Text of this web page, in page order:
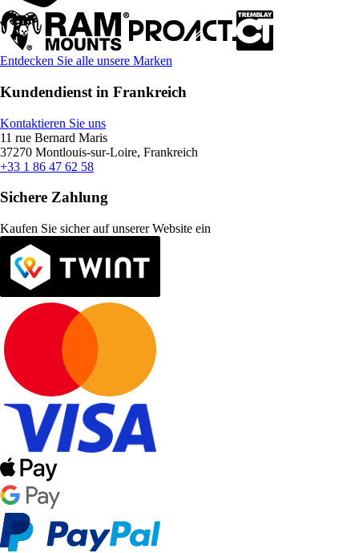
Entdecken Sie alle unsere Marken
Kundendienst in Frankreich
Kontaktieren Sie uns
11 rue Bernard Maris
37270 Montlouis-sur-Loire, Frankreich
+33 1 86 47 62 58
Sichere Zahlung
Kaufen Sie sicher auf unserer Website ein